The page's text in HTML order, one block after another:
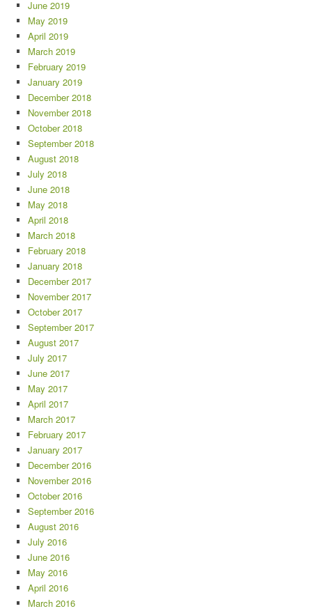
June 2019
May 2019
April 2019
March 2019
February 2019
January 2019
December 2018
November 2018
October 2018
September 2018
August 2018
July 2018
June 2018
May 2018
April 2018
March 2018
February 2018
January 2018
December 2017
November 2017
October 2017
September 2017
August 2017
July 2017
June 2017
May 2017
April 2017
March 2017
February 2017
January 2017
December 2016
November 2016
October 2016
September 2016
August 2016
July 2016
June 2016
May 2016
April 2016
March 2016